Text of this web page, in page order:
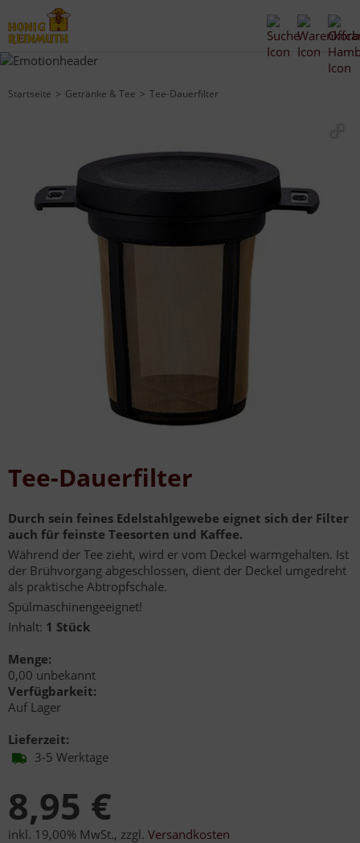
Startseite Getränke & Tee Tee-Dauerfilter
Tee-Dauerfilter
Durch sein feines Edelstahlgewebe eignet sich der Filter
auch für feinste Teesorten und Kaffee.
Während der Tee zieht, wird er vom Deckel warmgehalten. Ist
der Brühvorgang abgeschlossen, dient der Deckel umgedreht
als praktische Abtropfschale.
Spülmaschinengeeignet!
Inhalt: 1 Stück
Menge:
0,00 unbekannt
Verfügbarkeit:
Auf Lager
Lieferzeit:
3-5 Werktage
8,95 €
inkl. 19,00% MwSt., zzgl. Versandkosten